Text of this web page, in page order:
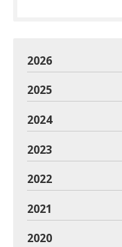
2026
2025
2024
2023
2022
2021
2020